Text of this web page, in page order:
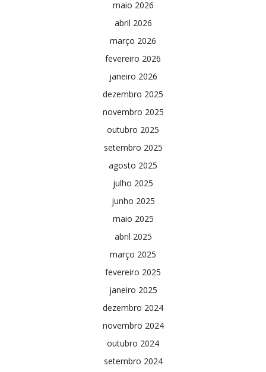
maio 2026
abril 2026
março 2026
fevereiro 2026
janeiro 2026
dezembro 2025
novembro 2025
outubro 2025
setembro 2025
agosto 2025
julho 2025
junho 2025
maio 2025
abril 2025
março 2025
fevereiro 2025
janeiro 2025
dezembro 2024
novembro 2024
outubro 2024
setembro 2024